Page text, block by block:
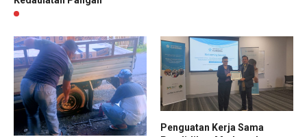
Penguatan Kerja Sama